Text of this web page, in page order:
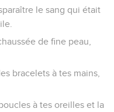
le sang qui était
de fine peau,
bracelets à tes mains,
à tes oreilles et la